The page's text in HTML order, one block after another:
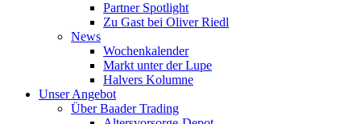
Partner Spotlight
Zu Gast bei Oliver Riedl
News
Wochenkalender
Markt unter der Lupe
Halvers Kolumne
Unser Angebot
Über Baader Trading